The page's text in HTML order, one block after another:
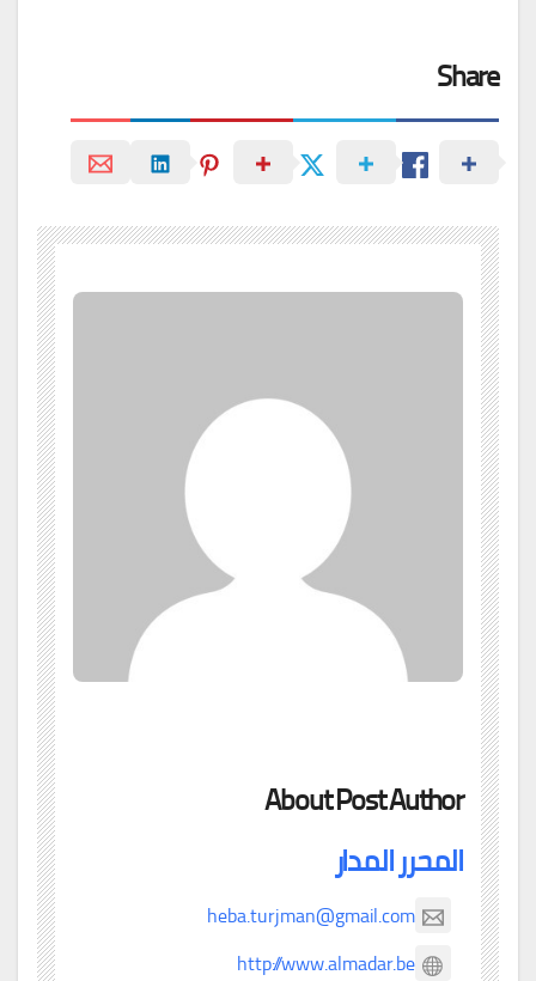
Share
About Post Author
المحرر المدار
heba.turjman@gmail.com
http://www.almadar.be